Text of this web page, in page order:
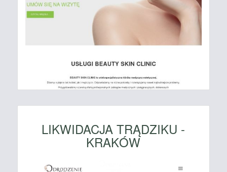
LIKWIDACJA TRĄDZIKU -
KRAKÓW